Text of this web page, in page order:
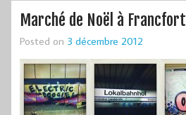
Marché de Noël à Francfort
Posted on 3 décembre 2012